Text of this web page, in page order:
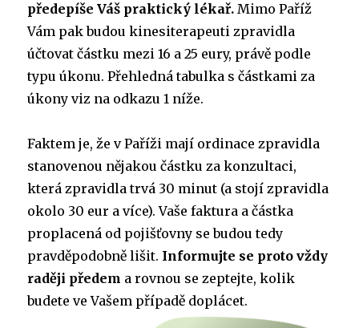
předepíše Váš praktický lékař. Mimo Paříž
Vám pak budou kinesiterapeuti zpravidla
účtovat částku mezi 16 a 25 eury, právě podle
typu úkonu. Přehledná tabulka s částkami za
úkony viz na odkazu 1 níže.
Faktem je, že v Paříži mají ordinace zpravidla
stanovenou nějakou částku za konzultaci,
která zpravidla trvá 30 minut (a stojí zpravidla
okolo 30 eur a více). Vaše faktura a částka
proplacená od pojišťovny se budou tedy
pravděpodobně lišit. Informujte se proto vždy
raději předem a rovnou se zeptejte, kolik
budete ve Vašem případě doplácet.